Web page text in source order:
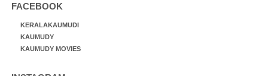
FACEBOOK
KERALAKAUMUDI
KAUMUDY
KAUMUDY MOVIES